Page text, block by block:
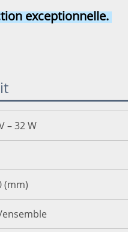
exceptionnelle.
– 32 W
(mm)